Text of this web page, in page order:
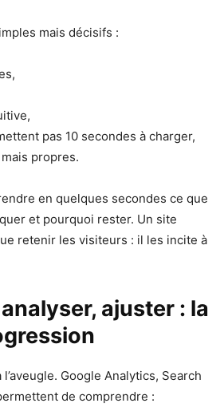
mais décisifs :
pas 10 secondes à charger,
propres.
en quelques secondes ce que
et pourquoi rester. Un site
retenir les visiteurs : il les incite à
ajuster : la
l’aveugle. Google Analytics, Search
de comprendre :